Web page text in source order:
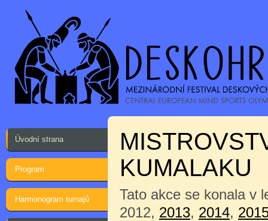
Úvodní strana
Program
Harmonogram turnajů
KUMALAKU
Tato akce se konala v
2012, 2013, 2014,